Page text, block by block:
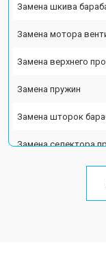
Замена шкива
Замена мотора
Замена верхнего
Замена пружин
Замена шторок
Замена селектора
Замена опоры бака